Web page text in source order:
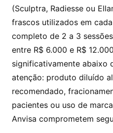
(Sculptra, Radiesse ou
frascos utilizados em
completo de 2 a 3
entre R$ 6.000 e R$
significativamente abaixo
atenção: produto diluído
recomendado,
pacientes ou uso de
Anvisa comprometem